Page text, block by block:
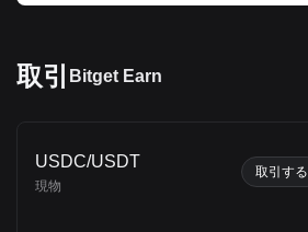
取引 Bitget Earn
USDC/USDT
現物
取引する